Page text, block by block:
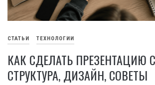
СТАТЬИ ТЕХНОЛОГИИ
КАК СДЕЛАТЬ ПРЕЗЕНТАЦИЮ
СТРУКТУРА, ДИЗАЙН, СОВЕТЫ